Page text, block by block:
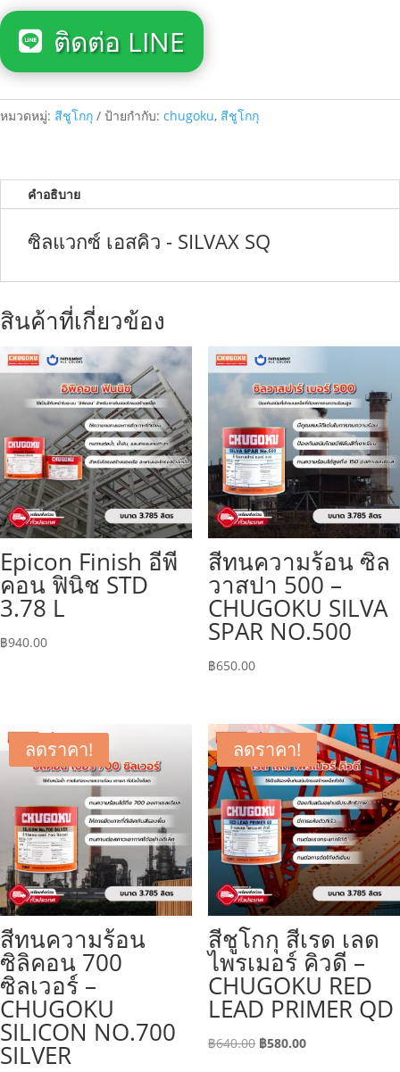
ติดต่อ LINE
หมวดหมู่: สีชูโกกุ ป้ายกำกับ: chugoku, สีชูโกกุ
คำอธิบาย
ซิลแวกซ์ เอสคิว - SILVAX SQ
สินค้าที่เกี่ยวข้อง
Epicon Finish อีพี
คอน ฟินิช STD
3.78 L
฿940.00
สีทนความร้อน ซิล
วาสปา 500 –
CHUGOKU SILVA
SPAR NO.500
฿650.00
ลดราคา!
สีทนความร้อน
ซิลิคอน 700
ซิลเวอร์ –
CHUGOKU
SILICON NO.700
SILVER
ลดราคา!
สีชูโกกุ สีเรด เลด
ไพรเมอร์ คิวดี –
CHUGOKU RED
LEAD PRIMER QD
฿640.00 Original
฿580.00Current